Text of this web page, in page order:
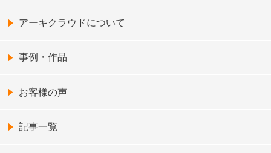
アーキクラウドについて
事例・作品
お客様の声
記事一覧